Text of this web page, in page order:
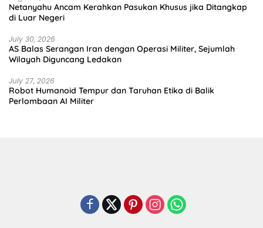
Netanyahu Ancam Kerahkan Pasukan Khusus jika Ditangkap
di Luar Negeri
July 30, 2026
AS Balas Serangan Iran dengan Operasi Militer, Sejumlah
Wilayah Diguncang Ledakan
July 27, 2026
Robot Humanoid Tempur dan Taruhan Etika di Balik
Perlombaan AI Militer